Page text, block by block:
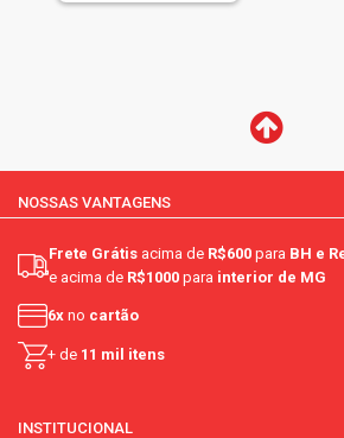
NOSSAS VANTAGENS
Frete Grátis acima de R$600 para BH e
e acima de R$1000 para interior de MG
6x no cartão
+ de 11 mil itens
INSTITUCIONAL